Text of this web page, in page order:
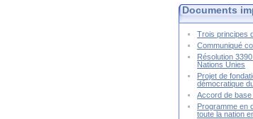
Documents
Trois principes
Communiqué
Résolution
Nations Unies
Projet de
démocratique
Accord de base
Programme en
toute la nation